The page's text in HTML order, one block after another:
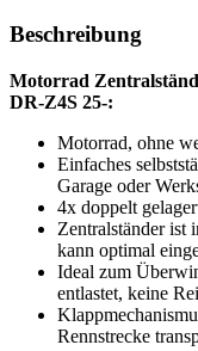
Beschreibung
Motorrad
DR-Z4S 25-:
Motorrad, ohne
Einfaches
Garage oder
4x doppelt
Zentralständer ist
kann optimal
Ideal zum
entlastet, keine
Rennstrecke